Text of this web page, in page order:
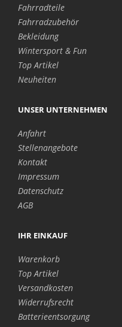
Fahrradteile
Fahrradzubehör
Bekleidung
Wintersport & Fun
Top Artikel
Neuheiten
UNSER UNTERNEHMEN
Anfahrt
Stellenangebote
Kontakt
Impressum
Datenschutz
AGB
IHR EINKAUF
Warenkorb
Top Artikel
Versandkosten
Widerrufsrecht
Batterieentsorgung